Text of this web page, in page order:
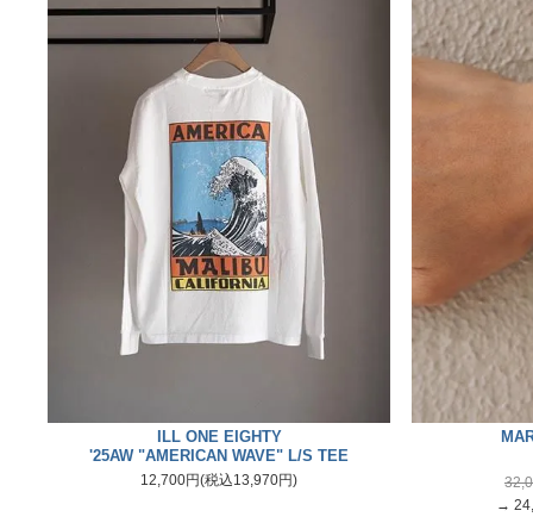
ILL ONE EIGHTY
'25AW "AMERICAN WAVE" L/S TEE
12,700円(税込13,970円)
→